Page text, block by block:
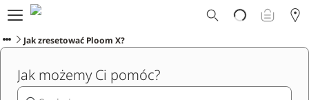
Dlaczego Ploom?
Sklep
Oferty Specjalne
Wsparcie
Jak zresetować Ploom X?
Jak możemy Ci pomóc?